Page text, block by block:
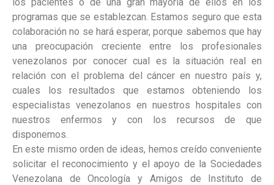
programas que se establezcan. Estamos seguro que esta
colaboración no se hará esperar, porque sabemos que hay
una preocupación creciente entre los profesionales
venezolanos por conocer cual es la situación real en
relación con el problema del cáncer en nuestro país y,
cuales los resultados que estamos obteniendo los
especialistas venezolanos en nuestros hospitales con
nuestros enfermos y con los recursos de que
disponemos.
En este mismo orden de ideas, hemos creído conveniente
solicitar el reconocimiento y el apoyo de la Sociedades
Venezolana de Oncología y Amigos de Instituto de